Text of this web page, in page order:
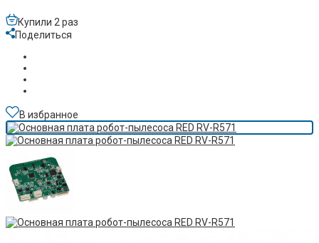
Купили 2 раз
Поделиться
В избранное